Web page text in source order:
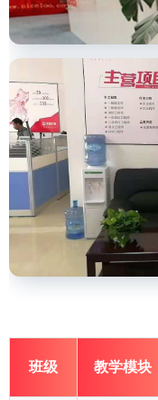
班级 教学模块